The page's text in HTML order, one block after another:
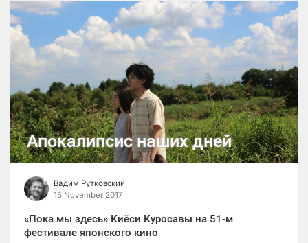
Апокалипсис наших дней
Вадим Рутковский
15 November 2017
«Пока мы здесь» Киёси Куросавы на 51-м
фестивале японского кино